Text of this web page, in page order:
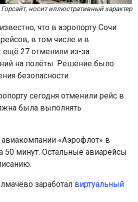
носит иллюстративный характер
что в аэропорту Сочи
в том числе и в
ещё 27 отменили из-за
на полёты. Решение было
безопасности.
сегодня отменили рейс в
была выполнять
«Аэрофлот» в
50 минут. Остальные авиарейсы
заработал виртуальный